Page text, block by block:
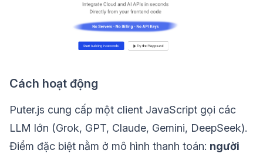
Cách hoạt động
Puter.js cung cấp một client JavaScript gọi các
LLM lớn (Grok, GPT, Claude, Gemini, DeepSeek).
Điểm đặc biệt nằm ở mô hình thanh toán: người